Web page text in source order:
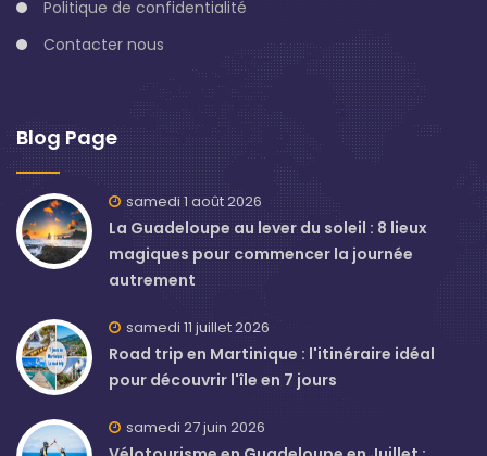
Politique de confidentialité
Contacter nous
Blog Page
samedi 1 août 2026
La Guadeloupe au lever du soleil : 8 lieux
magiques pour commencer la journée
autrement
samedi 11 juillet 2026
Road trip en Martinique : l'itinéraire idéal
pour découvrir l'île en 7 jours
samedi 27 juin 2026